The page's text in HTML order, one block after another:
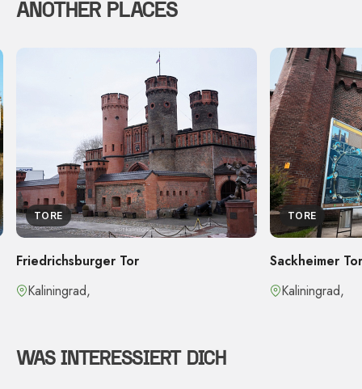
ANOTHER PLACES
TORE
Friedrichsburger Tor
Kaliningrad,
TORE
Sackheimer Tor
Kaliningrad,
WAS INTERESSIERT DICH